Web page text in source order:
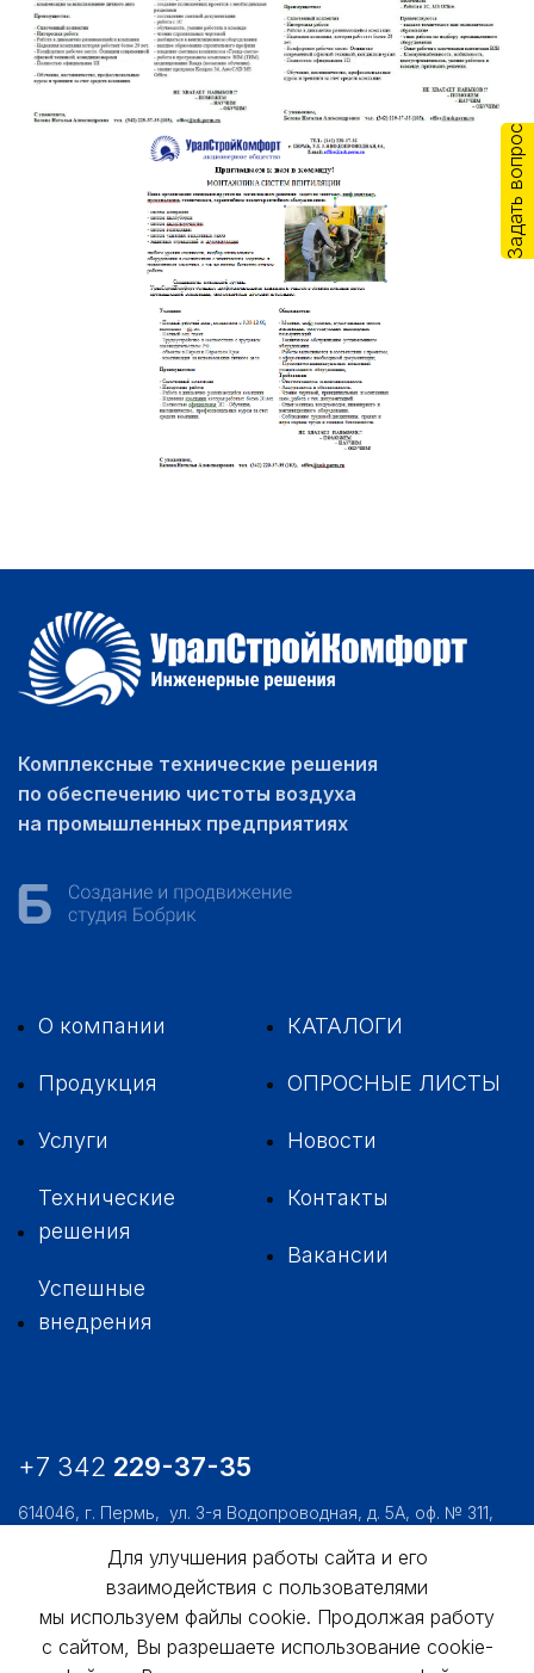
Комплексные технические решения
по обеспечению чистоты воздуха
на промышленных предприятиях
О компании
Продукция
Услуги
Технические
решения
Успешные
внедрения
КАТАЛОГИ
ОПРОСНЫЕ ЛИСТЫ
Новости
Контакты
Вакансии
+7 342 229-37-35
614046, г. Пермь, ул. 3-я Водопроводная, д. 5А, оф. № 311,
usk@usk.perm.ru
Обратная связь
Для улучшения работы сайта и его
взаимодействия с пользователями
мы используем файлы cookie. Продолжая работу
с сайтом, Вы разрешаете использование cookie-
Задать вопрос